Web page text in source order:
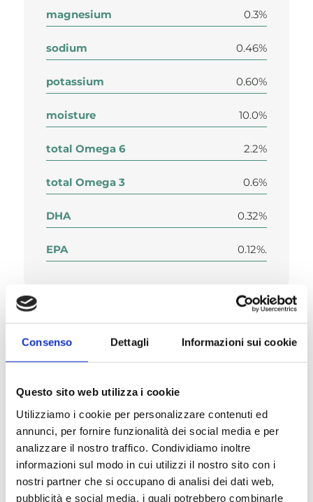
Consenso Dettagli Informazioni sui cookie
Questo sito web utilizza i cookie
Utilizziamo i cookie per personalizzare contenuti ed
annunci, per fornire funzionalità dei social media e per
analizzare il nostro traffico. Condividiamo inoltre
informazioni sul modo in cui utilizzi il nostro sito con i
nostri partner che si occupano di analisi dei dati web,
pubblicità e social media, i quali potrebbero combinarle
magnesium 0.3%
sodium 0.46%
potassium 0.60%
moisture 10.0%
total Omega 6 2.2%
total Omega 3 0.6%
DHA 0.32%
EPA 0.12%.
Nutritional additives/kg